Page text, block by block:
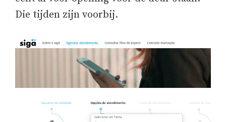
Die tijden zijn voorbij.